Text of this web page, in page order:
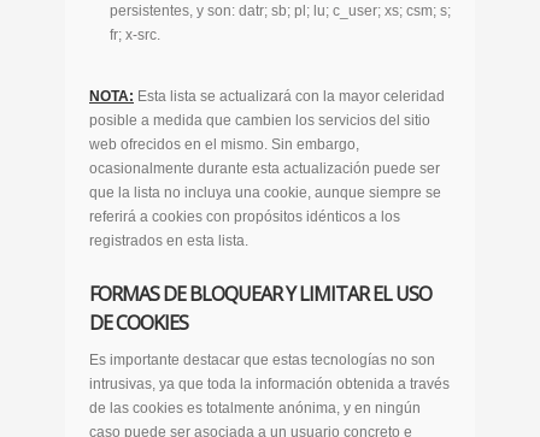
persistentes, y son: datr; sb; pl; lu; c_user; xs; csm; s;
fr; x-src.
NOTA: Esta lista se actualizará con la mayor celeridad
posible a medida que cambien los servicios del sitio
web ofrecidos en el mismo. Sin embargo,
ocasionalmente durante esta actualización puede ser
que la lista no incluya una cookie, aunque siempre se
referirá a cookies con propósitos idénticos a los
registrados en esta lista.
FORMAS DE BLOQUEAR Y LIMITAR EL USO
DE COOKIES
Es importante destacar que estas tecnologías no son
intrusivas, ya que toda la información obtenida a través
de las cookies es totalmente anónima, y en ningún
caso puede ser asociada a un usuario concreto e